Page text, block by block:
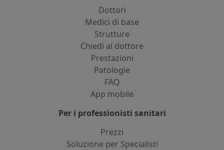
Dottori
Medici di base
Strutture
Chiedi al dottore
Prestazioni
Patologie
FAQ
App mobile
Per i professionisti sanitari
Prezzi
Soluzione per Specialisti